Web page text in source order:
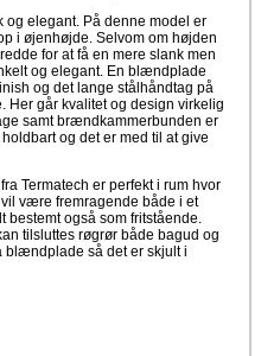
og elegant. På denne model er
i øjenhøjde. Selvom om højden
for at få en mere slank men
og elegant. En blændplade
og det lange stålhåndtag på
Her går kvalitet og design virkelig
samt brændkammerbunden er
og det er med til at give
Termatech er perfekt i rum hvor
være fremragende både i et
også som fritstående.
tilsluttes røgrør både bagud og
blændplade så det er skjult i